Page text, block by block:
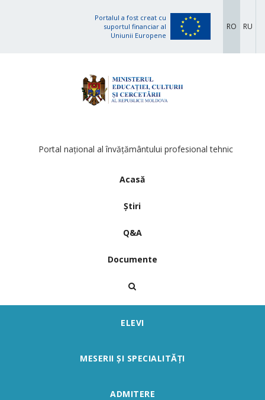
Portalul a fost creat cu
suportul financiar al
Uniunii Europene
RO RU
Portal național al învățământului profesional tehnic
Acasă
Știri
Q&A
Documente
ELEVI
MESERII ȘI SPECIALITĂȚI
ADMITERE